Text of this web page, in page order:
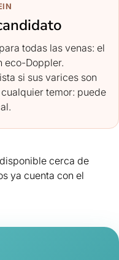
todas las venas: el
eco-Doppler.
si sus varices son
temor: puede
cerca de
ya cuenta con el